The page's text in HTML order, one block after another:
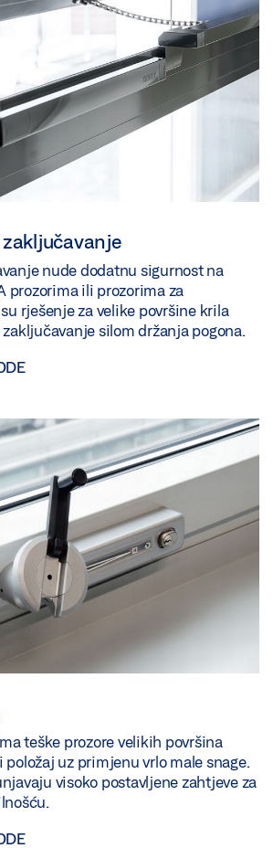
nude dodatnu sigurnost na
prozorima ili prozorima za
rješenje za velike površine krila
silom držanja pogona.
teške prozore velikih površina
uz primjenu vrlo male snage.
visoko postavljene zahtjeve za